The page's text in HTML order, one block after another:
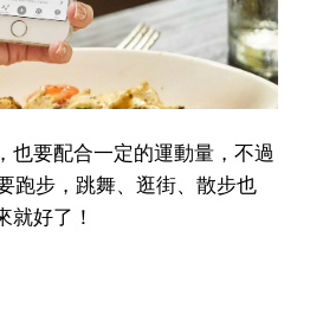
也要配合一定的運動量，不過
跑步，跳舞、逛街、散步也
就好了！